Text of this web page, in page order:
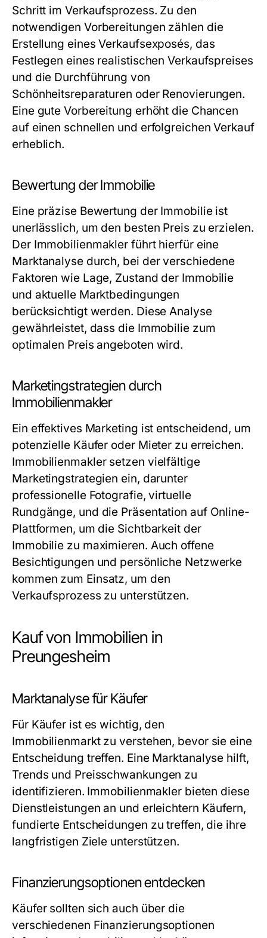
Schritt im Verkaufsprozess. Zu den
notwendigen Vorbereitungen zählen die
Erstellung eines Verkaufsexposés, das
Festlegen eines realistischen Verkaufspreises
und die Durchführung von
Schönheitsreparaturen oder Renovierungen.
Eine gute Vorbereitung erhöht die Chancen
auf einen schnellen und erfolgreichen Verkauf
erheblich.
Bewertung der Immobilie
Eine präzise Bewertung der Immobilie ist
unerlässlich, um den besten Preis zu erzielen.
Der Immobilienmakler führt hierfür eine
Marktanalyse durch, bei der verschiedene
Faktoren wie Lage, Zustand der Immobilie
und aktuelle Marktbedingungen
berücksichtigt werden. Diese Analyse
gewährleistet, dass die Immobilie zum
optimalen Preis angeboten wird.
Marketingstrategien durch
Immobilienmakler
Ein effektives Marketing ist entscheidend, um
potenzielle Käufer oder Mieter zu erreichen.
Immobilienmakler setzen vielfältige
Marketingstrategien ein, darunter
professionelle Fotografie, virtuelle
Rundgänge, und die Präsentation auf Online-
Plattformen, um die Sichtbarkeit der
Immobilie zu maximieren. Auch offene
Besichtigungen und persönliche Netzwerke
kommen zum Einsatz, um den
Verkaufsprozess zu unterstützen.
Kauf von Immobilien in
Preungesheim
Marktanalyse für Käufer
Für Käufer ist es wichtig, den
Immobilienmarkt zu verstehen, bevor sie eine
Entscheidung treffen. Eine Marktanalyse hilft,
Trends und Preisschwankungen zu
identifizieren. Immobilienmakler bieten diese
Dienstleistungen an und erleichtern Käufern,
fundierte Entscheidungen zu treffen, die ihre
langfristigen Ziele unterstützen.
Finanzierungsoptionen entdecken
Käufer sollten sich auch über die
verschiedenen Finanzierungsoptionen